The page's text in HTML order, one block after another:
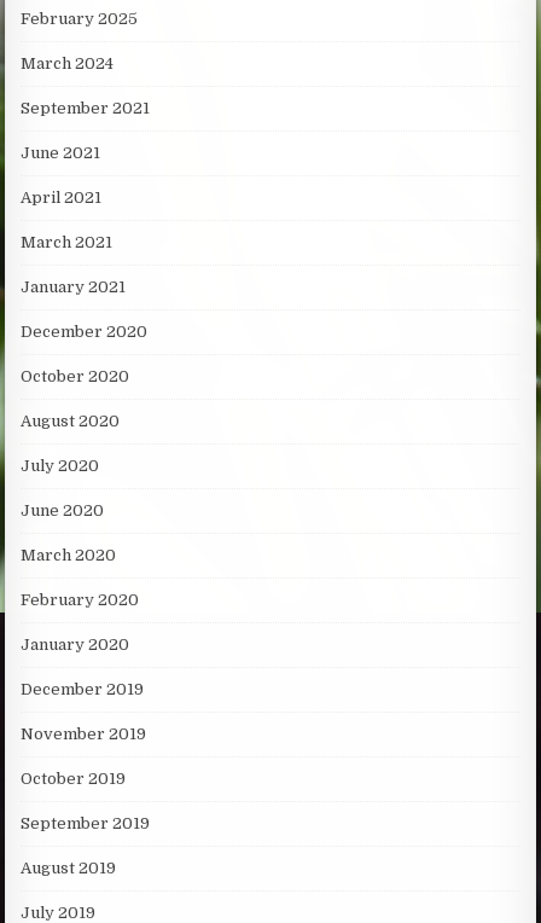
February 2025
March 2024
September 2021
June 2021
April 2021
March 2021
January 2021
December 2020
October 2020
August 2020
July 2020
June 2020
March 2020
February 2020
January 2020
December 2019
November 2019
October 2019
September 2019
August 2019
July 2019